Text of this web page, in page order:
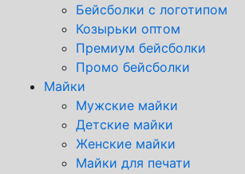
Бейсболки с логотипом
Козырьки оптом
Премиум бейсболки
Промо бейсболки
Майки
Мужские майки
Детские майки
Женские майки
Майки для печати